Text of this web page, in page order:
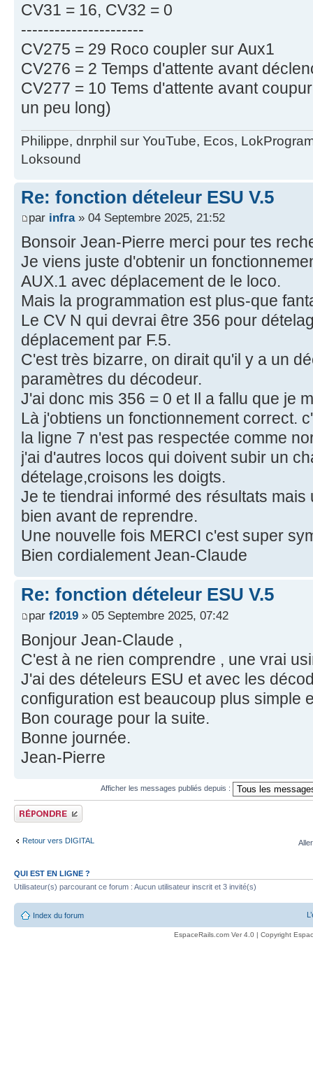
CV31 = 16, CV32 = 0
----------------------
CV275 = 29 Roco coupler sur Aux1
CV276 = 2 Temps d'attente avant
CV277 = 10 Tems d'attente avant
un peu long)
Philippe, dnrphil sur YouTube, Ecos,
Loksound
Re: fonction dételeur ESU V.5
par infra» 04 Septembre 2025, 21:52
Bonsoir Jean-Pierre merci pour tes
Je viens juste d'obtenir un
AUX.1 avec déplacement de le loco.
Mais la programmation est plus-que
Le CV N qui devrai être 356 pour
déplacement par F.5.
C'est très bizarre, on dirait qu'il y a un
paramètres du décodeur.
J'ai donc mis 356 = 0 et Il a fallu que je
Là j'obtiens un fonctionnement correct.
la ligne 7 n'est pas respectée comme
j'ai d'autres locos qui doivent subir un
dételage,croisons les doigts.
Je te tiendrai informé des résultats
bien avant de reprendre.
Une nouvelle fois MERCI c'est super
Bien cordialement Jean-Claude
Re: fonction dételeur ESU V.5
par f2019 » 05 Septembre 2025, 07:42
Bonjour Jean-Claude ,
C'est à ne rien comprendre , une vrai
J'ai des dételeurs ESU et avec les
configuration est beaucoup plus simple
Bon courage pour la suite.
Bonne journée.
Jean-Pierre
Afficher les messages publiés depuis :
Publier une réponse
Retour vers DIGITAL
QUI EST EN LIGNE ?
Utilisateur(s) parcourant ce forum : Aucun utilisateur inscrit et 3 invité(s)
Index du forum
EspaceRails.com Ver 4.0 | Copyright